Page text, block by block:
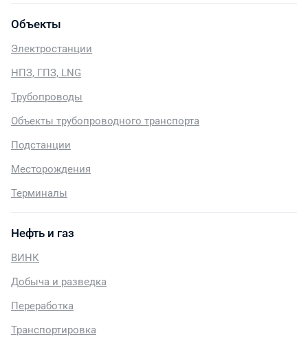
Объекты
Электростанции
НПЗ, ГПЗ, LNG
Трубопроводы
Объекты трубопроводного транспорта
Подстанции
Месторождения
Терминалы
Нефть и газ
ВИНК
Добыча и разведка
Переработка
Транспортировка